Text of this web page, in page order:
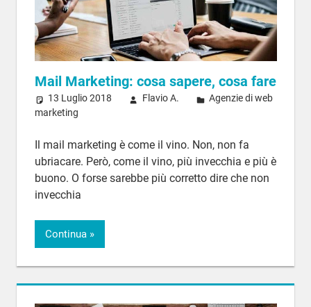
Mail Marketing: cosa sapere, cosa fare
13 Luglio 2018 Flavio A.
Agenzie di web
marketing
Il mail marketing è come il vino. Non, non fa
ubriacare. Però, come il vino, più invecchia e più è
buono. O forse sarebbe più corretto dire che non
invecchia
Continua